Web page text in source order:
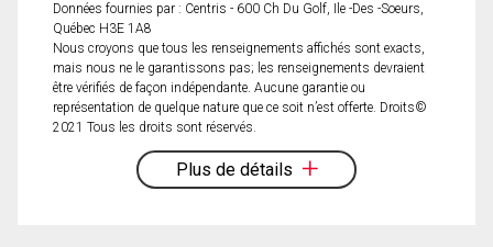
Données fournies par : Centris - 600 Ch Du Golf, Ile -Des -Soeurs,
Québec H3E 1A8
Nous croyons que tous les renseignements affichés sont exacts,
mais nous ne le garantissons pas; les renseignements devraient
être vérifiés de façon indépendante. Aucune garantie ou
représentation de quelque nature que ce soit n’est offerte. Droits©
2021 Tous les droits sont réservés.
Plus de détails